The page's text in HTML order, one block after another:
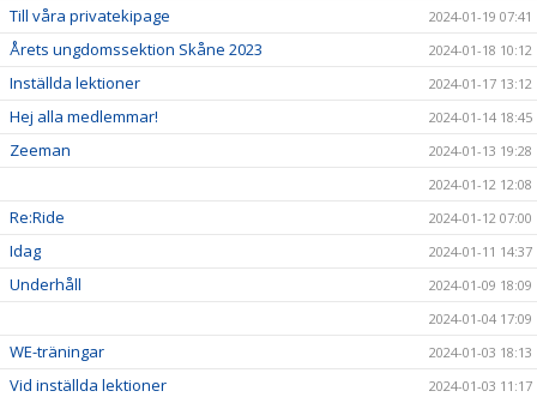
Till våra privatekipage 2024-01-19 07:41
Årets ungdomssektion Skåne 2023 2024-01-18 10:12
Inställda lektioner 2024-01-17 13:12
Hej alla medlemmar! 2024-01-14 18:45
Zeeman
2024-01-13 19:28
2024-01-12 12:08
Re:Ride 2024-01-12 07:00
Idag 2024-01-11 14:37
Underhåll
2024-01-09 18:09
2024-01-04 17:09
WE-träningar 2024-01-03 18:13
Vid inställda lektioner 2024-01-03 11:17